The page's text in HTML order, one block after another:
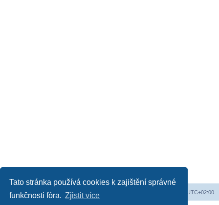
Tato stránka používá cookies k zajištění správné
funkčnosti fóra. Zjistit více
Web Obsah fóra UTC+02:00